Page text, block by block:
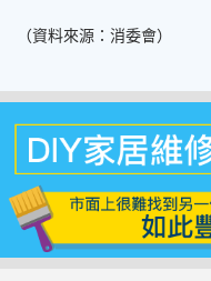
（資料來源：消委會）